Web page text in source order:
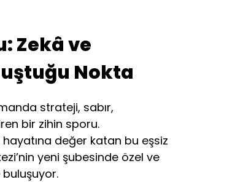
Zekâ ve
Nokta
strateji, sabır,
bir zihin sporu.
değer katan bu eşsiz
yeni şubesinde özel ve